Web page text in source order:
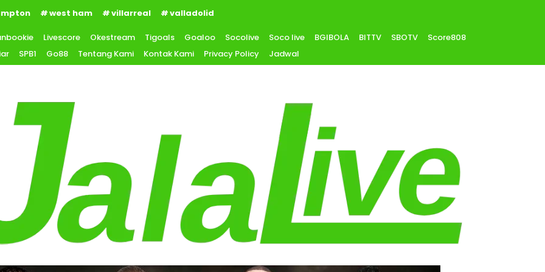
west ham villarreal valladolid
Livescore Okestream Tigoals Goaloo Socolive Soco live BGIBOLA BITTV SBOTV
Score808
SPB1 Go88 Tentang Kami Kontak Kami Privacy Policy Jadwal